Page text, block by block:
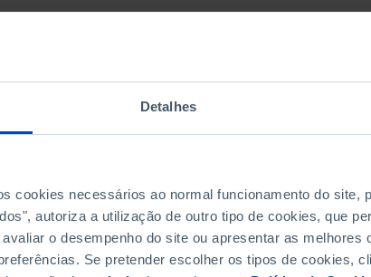
Detalhes
cookies necessários ao normal funcionamento do site,
autoriza a utilização de outro tipo de cookies, que
o desempenho do site ou apresentar as melhores
Se pretender escolher os tipos de cookies,